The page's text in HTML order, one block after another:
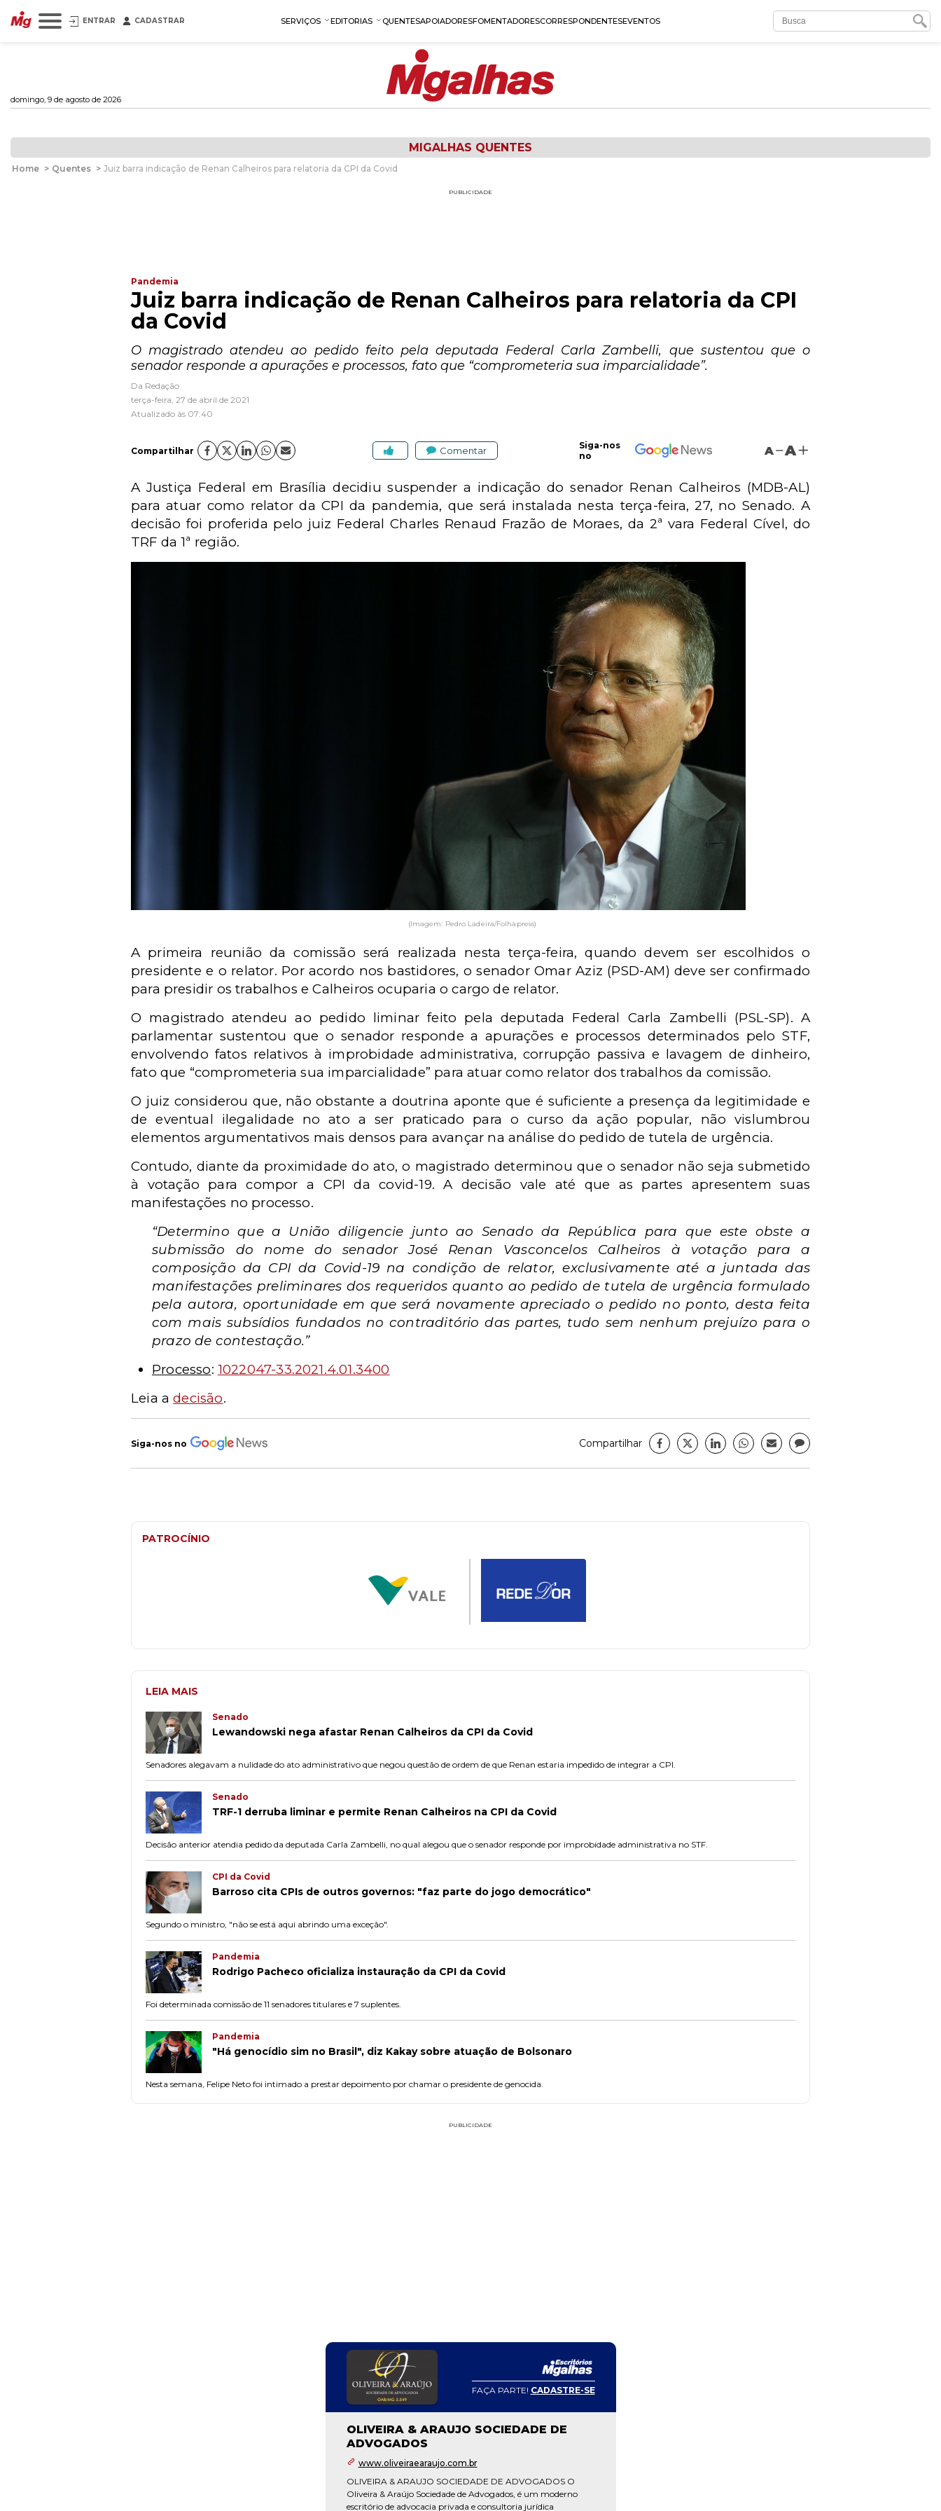
ENTRAR CADASTRAR SERVIÇOS EDITORIAS QUENTESAPOIADORESFOMENTADORESCORRESPONDENTESEVENTOS
domingo, 9 de agosto de 2026
MIGALHAS QUENTES
Home > Quentes > Juiz barra indicação de Renan Calheiros para relatoria da CPI da Covid
PUBLICIDADE
Pandemia
Juiz barra indicação de Renan Calheiros para relatoria da CPI
da Covid
O magistrado atendeu ao pedido feito pela deputada Federal Carla Zambelli, que sustentou que o
senador responde a apurações e processos, fato que “comprometeria sua imparcialidade”.
Da Redação
terça-feira, 27 de abril de 2021
Atualizado às 07:40
Compartilhar Comentar
Siga-nos
no
A A
A Justiça Federal em Brasília decidiu suspender a indicação do senador Renan Calheiros (MDB-AL)
para atuar como relator da CPI da pandemia, que será instalada nesta terça-feira, 27, no Senado. A
decisão foi proferida pelo juiz Federal Charles Renaud Frazão de Moraes, da 2ª vara Federal Cível, do
TRF da 1ª região.
(Imagem: Pedro Ladeira/Folhapress)
A primeira reunião da comissão será realizada nesta terça-feira, quando devem ser escolhidos o
presidente e o relator. Por acordo nos bastidores, o senador Omar Aziz (PSD-AM) deve ser confirmado
para presidir os trabalhos e Calheiros ocuparia o cargo de relator.
O magistrado atendeu ao pedido liminar feito pela deputada Federal Carla Zambelli (PSL-SP). A
parlamentar sustentou que o senador responde a apurações e processos determinados pelo STF,
envolvendo fatos relativos à improbidade administrativa, corrupção passiva e lavagem de dinheiro,
fato que “comprometeria sua imparcialidade” para atuar como relator dos trabalhos da comissão.
O juiz considerou que, não obstante a doutrina aponte que é suficiente a presença da legitimidade e
de eventual ilegalidade no ato a ser praticado para o curso da ação popular, não vislumbrou
elementos argumentativos mais densos para avançar na análise do pedido de tutela de urgência.
Contudo, diante da proximidade do ato, o magistrado determinou que o senador não seja submetido
à votação para compor a CPI da covid-19. A decisão vale até que as partes apresentem suas
manifestações no processo.
“Determino que a União diligencie junto ao Senado da República para que este obste a
submissão do nome do senador José Renan Vasconcelos Calheiros à votação para a
composição da CPI da Covid-19 na condição de relator, exclusivamente até a juntada das
manifestações preliminares dos requeridos quanto ao pedido de tutela de urgência formulado
pela autora, oportunidade em que será novamente apreciado o pedido no ponto, desta feita
com mais subsídios fundados no contraditório das partes, tudo sem nenhum prejuízo para o
prazo de contestação.”
Processo: 1022047-33.2021.4.01.3400
Leia adecisão.
Siga-nos no Compartilhar
PATROCÍNIO
LEIA MAIS
Senado
Lewandowski nega afastar Renan Calheiros da CPI da Covid
Senadores alegavam a nulidade do ato administrativo que negou questão de ordem de que Renan estaria impedido de integrar a CPI.
Senado
TRF-1 derruba liminar e permite Renan Calheiros na CPI da Covid
Decisão anterior atendia pedido da deputada Carla Zambelli, no qual alegou que o senador responde por improbidade administrativa no STF.
CPI da Covid
Barroso cita CPIs de outros governos: "faz parte do jogo democrático"
Segundo o ministro, "não se está aqui abrindo uma exceção".
Pandemia
Rodrigo Pacheco oficializa instauração da CPI da Covid
Foi determinada comissão de 11 senadores titulares e 7 suplentes.
Pandemia
"Há genocídio sim no Brasil", diz Kakay sobre atuação de Bolsonaro
Nesta semana, Felipe Neto foi intimado a prestar depoimento por chamar o presidente de genocida.
PUBLICIDADE
FAÇA PARTE! CADASTRE-SE
OLIVEIRA & ARAUJO SOCIEDADE DE
ADVOGADOS
www.oliveiraearaujo.com.br
OLIVEIRA & ARAUJO SOCIEDADE DE ADVOGADOS O
Oliveira & Araújo Sociedade de Advogados, é um moderno
escritório de advocacia privada e consultoria jurídica